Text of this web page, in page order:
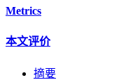
Metrics
本文评价
摘要